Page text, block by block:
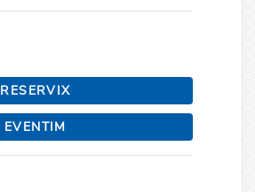
RESERVIX
EVENTIM